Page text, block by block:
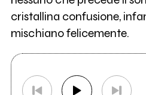
cristallina confusione,
mischiano felicemente.